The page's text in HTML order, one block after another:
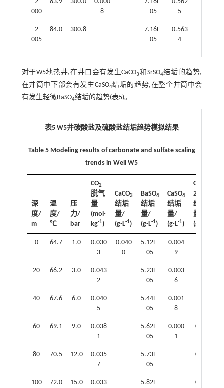
000
8
05
5
2
005
84.0 300.8 —
7.16E-
05
0.563
4
对于W5地热井,在井口会有发生CaCO3和SrSO4结垢的趋势,
在井筒中下部会有发生CaSO4结垢的趋势,在整个井筒中会
有发生轻微BaSO4结垢的趋势(表5)。
表5 W5井碳酸盐及硫酸盐结垢趋势模拟结果
Table 5 Modeling results of carbonate and sulfate scaling
trends in Well W5
深
度/
m
温
度/
℃
压
力/
bar
CO2
脱气
量
(mol·
kg-1)
CaCO3
结垢
量/
(g·L-1)
BaSO4
结垢
量/
(g·L-1)
CaSO4
结垢
量/
(g·L-1)
CaSO
2H
结垢
量/
(g·L
0 64.7 1.0
0.030
3
0.040
0
5.12E-
05
0.004
9
20 66.2 3.0
0.043
2
5.23E-
05
0.003
6
40 67.6 6.0
0.040
5
5.44E-
05
0.001
8
60 69.1 9.0
0.038
1
5.62E-
05
0.000
1
0.005
80 70.5 12.0
0.035
7
5.73E-
05
0.081
100 72.0 15.0
0.033
5.82E-
0.151